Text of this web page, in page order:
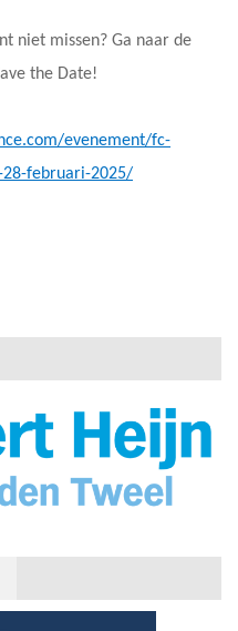
niet missen? Ga naar de
the Date!
evenement/fc-
28-februari-2025/